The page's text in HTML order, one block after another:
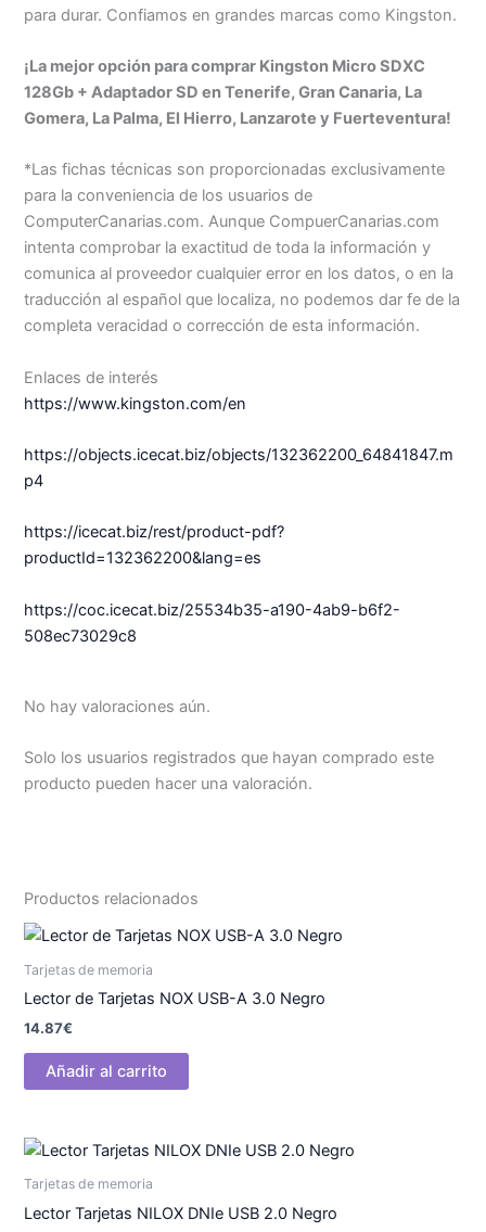
para durar. Confiamos en grandes marcas como Kingston.
¡La mejor opción para comprar Kingston Micro SDXC
128Gb + Adaptador SD en Tenerife, Gran Canaria, La
Gomera, La Palma, El Hierro, Lanzarote y Fuerteventura!
*Las fichas técnicas son proporcionadas exclusivamente
para la conveniencia de los usuarios de
ComputerCanarias.com. Aunque CompuerCanarias.com
intenta comprobar la exactitud de toda la información y
comunica al proveedor cualquier error en los datos, o en la
traducción al español que localiza, no podemos dar fe de la
completa veracidad o corrección de esta información.
Enlaces de interés
https://www.kingston.com/en
https://objects.icecat.biz/objects/132362200_64841847.m
p4
https://icecat.biz/rest/product-pdf?
productId=132362200&lang=es
https://coc.icecat.biz/25534b35-a190-4ab9-b6f2-
508ec73029c8
No hay valoraciones aún.
Solo los usuarios registrados que hayan comprado este
producto pueden hacer una valoración.
Productos relacionados
Tarjetas de memoria
Lector de Tarjetas NOX USB-A 3.0 Negro
14.87€
Añadir al carrito
Tarjetas de memoria
Lector Tarjetas NILOX DNIe USB 2.0 Negro